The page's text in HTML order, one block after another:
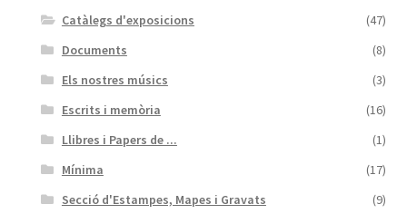
Catàlegs d'exposicions
(47)
Documents
(8)
Els nostres músics
(3)
Escrits i memòria
(16)
Llibres i Papers de ...
(1)
Mínima
(17)
Secció d'Estampes, Mapes i Gravats
(9)